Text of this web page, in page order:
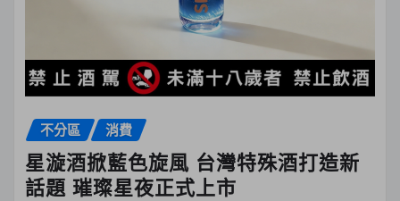
不分區 消費
星漩酒掀藍色旋風 台灣特殊酒打造新
話題 璀璨星夜正式上市